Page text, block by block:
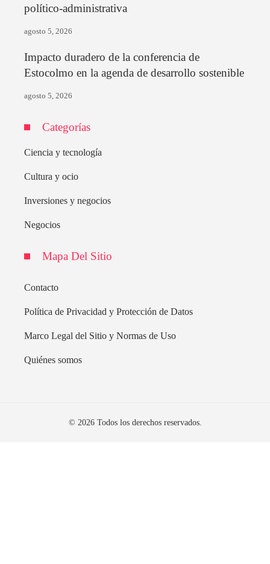
político-administrativa
agosto 5, 2026
Impacto duradero de la conferencia de
Estocolmo en la agenda de desarrollo sostenible
agosto 5, 2026
Categorías
Ciencia y tecnología
Cultura y ocio
Inversiones y negocios
Negocios
Mapa Del Sitio
Contacto
Política de Privacidad y Protección de Datos
Marco Legal del Sitio y Normas de Uso
Quiénes somos
© 2026 Todos los derechos reservados.